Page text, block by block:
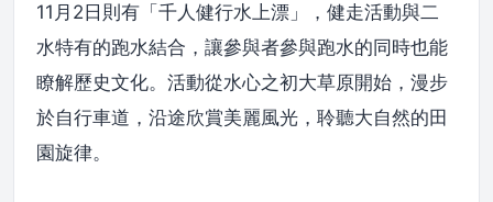
11月2日則有「千人健行水上漂」，健走活動與二
水特有的跑水結合，讓參與者參與跑水的同時也能
瞭解歷史文化。活動從水心之初大草原開始，漫步
於自行車道，沿途欣賞美麗風光，聆聽大自然的田
園旋律。